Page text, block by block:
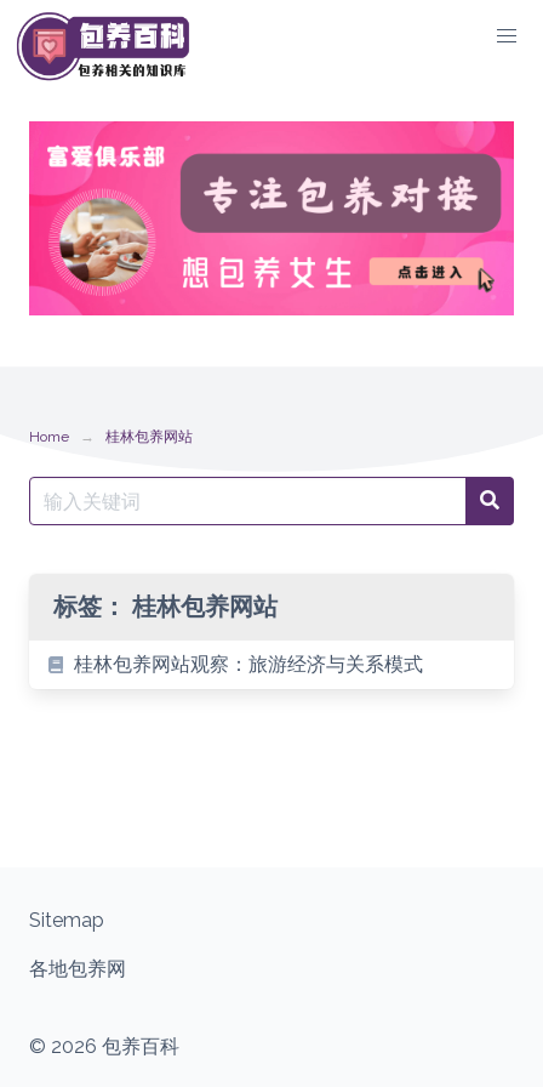
Skip
to
content
Home 桂林包养网站
Search
for:
标签： 桂林包养网站
桂林包养网站观察：旅游经济与关系模式
© 2026 包养百科
Sitemap
各地包养网